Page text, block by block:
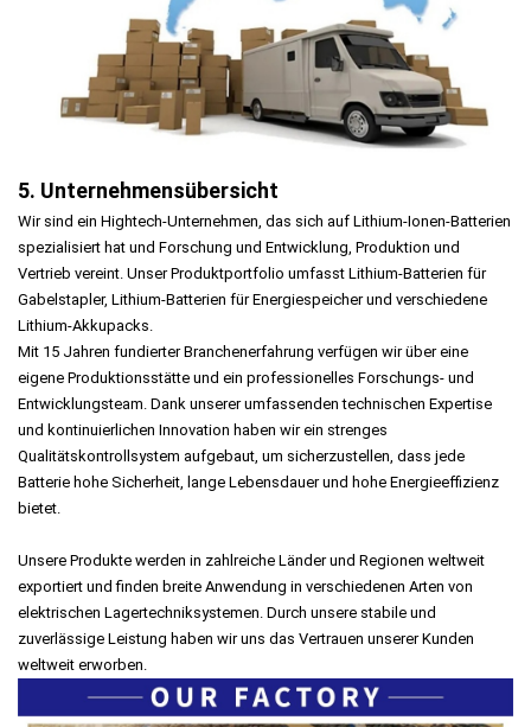
5. Unternehmensübersicht
Wir sind ein Hightech-Unternehmen, das sich auf Lithium-Ionen-Batterien
spezialisiert hat und Forschung und Entwicklung, Produktion und
Vertrieb vereint. Unser Produktportfolio umfasst Lithium-Batterien für
Gabelstapler, Lithium-Batterien für Energiespeicher und verschiedene
Lithium-Akkupacks.
Mit 15 Jahren fundierter Branchenerfahrung verfügen wir über eine
eigene Produktionsstätte und ein professionelles Forschungs- und
Entwicklungsteam. Dank unserer umfassenden technischen Expertise
und kontinuierlichen Innovation haben wir ein strenges
Qualitätskontrollsystem aufgebaut, um sicherzustellen, dass jede
Batterie hohe Sicherheit, lange Lebensdauer und hohe Energieeffizienz
bietet.
Unsere Produkte werden in zahlreiche Länder und Regionen weltweit
exportiert und finden breite Anwendung in verschiedenen Arten von
elektrischen Lagertechniksystemen. Durch unsere stabile und
zuverlässige Leistung haben wir uns das Vertrauen unserer Kunden
weltweit erworben.